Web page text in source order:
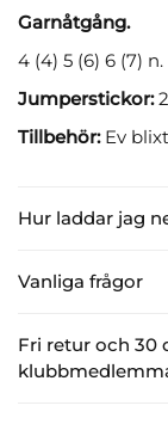
Hur laddar jag
Vanliga frågor
Fri retur och 30
Garnåtgång.
4 (4) 5 (6) 6 (7)
Jumperstickor:
Tillbehör:Ev